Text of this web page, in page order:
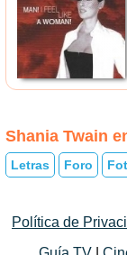
Shania Twain
Letras Foro
Política de